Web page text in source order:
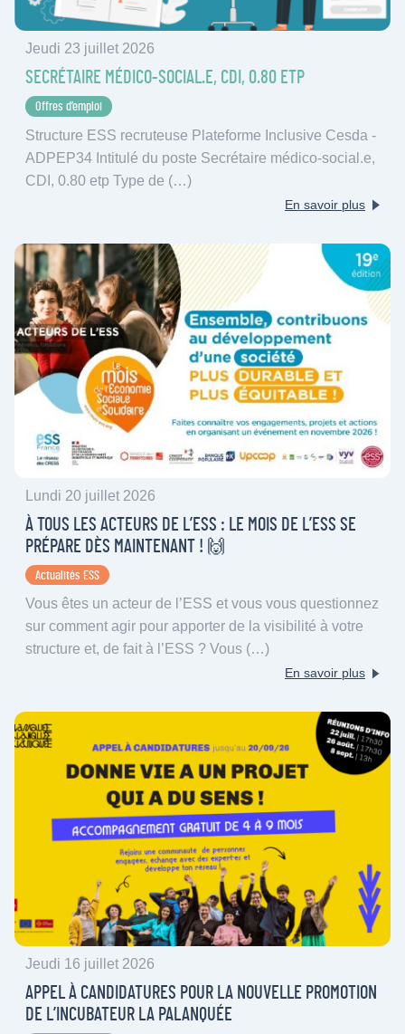
Jeudi 23 juillet 2026
SECRÉTAIRE MÉDICO-SOCIAL.E, CDI, 0.80 ETP
Offres d’emploi
Structure ESS recruteuse Plateforme Inclusive Cesda -
ADPEP34 Intitulé du poste Secrétaire médico-social.e,
CDI, 0.80 etp Type de (…)
En savoir plus
Lundi 20 juillet 2026
À TOUS LES ACTEURS DE L’ESS : LE MOIS DE L’ESS SE
PRÉPARE DÈS MAINTENANT ! 🙌
Actualités ESS
Vous êtes un acteur de l’ESS et vous vous questionnez
sur comment agir pour apporter de la visibilité à votre
structure et, de fait à l’ESS ? Vous (…)
En savoir plus
Jeudi 16 juillet 2026
APPEL À CANDIDATURES POUR LA NOUVELLE PROMOTION
DE L’INCUBATEUR LA PALANQUÉE